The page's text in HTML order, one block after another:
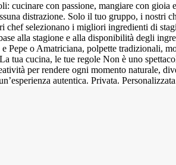
cucinare con passione, mangiare con
distrazione. Solo il tuo gruppo, i
selezionano i migliori ingredienti di
alla stagione e alla disponibilità degli
o Amatriciana, polpette tradizionali,
cucina, le tue regole Non è uno
per rendere ogni momento naturale,
autentica. Privata.